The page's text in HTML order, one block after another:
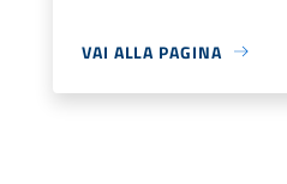
VAI ALLA PAGINA